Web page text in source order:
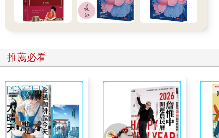
此一來，政府不僅能取得所需資金，同時也導致市場上的基礎貨
幣供給量上升。
投資時不可忽視的「準備金」變化
要，其理由非常明確。
銀行透過放貸創造信用，進而為金融市場與實體經濟提供流動
性。市面上大多數的資金，都是透過銀行體系釋放出來的。因
此，了解銀行的放貸與流動性供給能力至關重要，而觀察這種能
力的關鍵指標，就是銀行準備金的變動。
當準備金增加，代表銀行正在增加放貸，或具備擴大放貸的潛
力。特別是在 COVID-19 疫情之後至今，準備金與股價之間的關
聯度顯著。因此，根據聯準會的準備金變化預測股市走向，是一
推薦必看